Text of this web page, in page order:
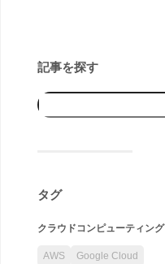
記事を探す
タグ
クラウドコンピューティング
AWS Google Cloud